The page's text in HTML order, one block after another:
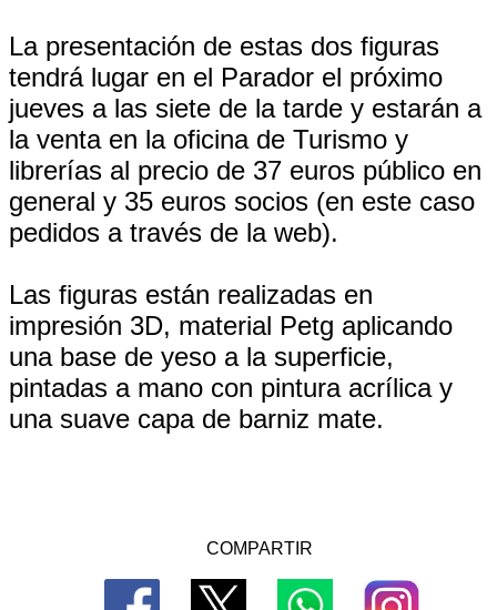
La presentación de estas dos figuras
tendrá lugar en el Parador el próximo
jueves a las siete de la tarde y estarán a
la venta en la oficina de Turismo y
librerías al precio de 37 euros público en
general y 35 euros socios (en este caso
pedidos a través de la web).
Las figuras están realizadas en
impresión 3D, material Petg aplicando
una base de yeso a la superficie,
pintadas a mano con pintura acrílica y
una suave capa de barniz mate.
COMPARTIR